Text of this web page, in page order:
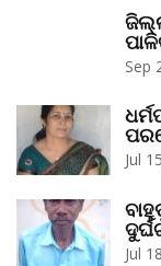
Sep
Jul
Jul